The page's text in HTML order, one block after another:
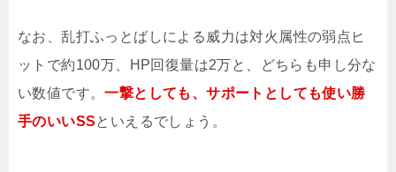
なお、乱打ふっとばしによる威力は対火属性の弱点ヒ
ットで約100万、HP回復量は2万と、どちらも申し分な
い数値です。一撃としても、サポートとしても使い勝
手のいいSSといえるでしょう。